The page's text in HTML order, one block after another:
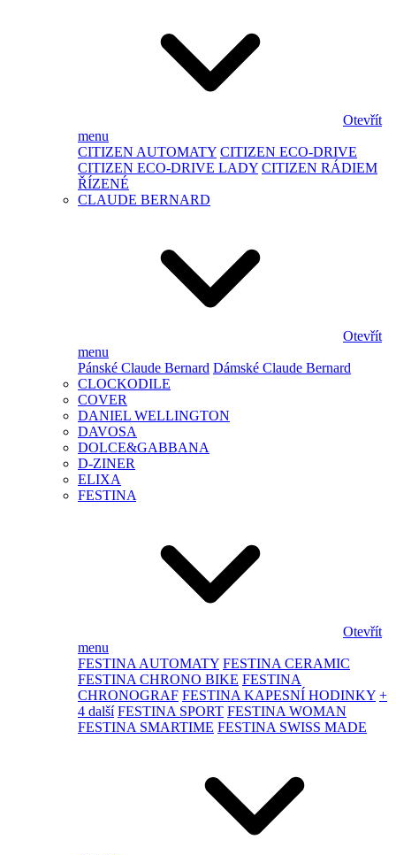
Otevřít
menu
CITIZEN AUTOMATY CITIZEN ECO-DRIVE
CITIZEN ECO-DRIVE LADY CITIZEN RÁDIEM
ŘÍZENÉ
CLAUDE BERNARD
Otevřít
menu
Pánské Claude Bernard Dámské Claude Bernard
CLOCKODILE
COVER
DANIEL WELLINGTON
DAVOSA
DOLCE&GABBANA
D-ZINER
ELIXA
FESTINA
Otevřít
menu
FESTINA AUTOMATY FESTINA CERAMIC
FESTINA CHRONO BIKE FESTINA
CHRONOGRAF FESTINA KAPESNÍ HODINKY +
4 další FESTINA SPORT FESTINA WOMAN
FESTINA SMARTIME FESTINA SWISS MADE